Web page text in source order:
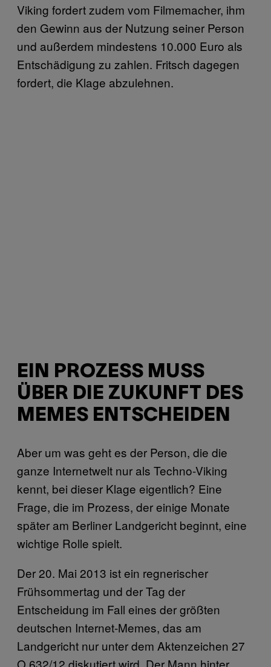
Viking fordert zudem vom Filmemacher, ihm
den Gewinn aus der Nutzung seiner Person
und außerdem mindestens 10.000 Euro als
Entschädigung zu zahlen. Fritsch dagegen
fordert, die Klage abzulehnen.
EIN PROZESS MUSS
ÜBER DIE ZUKUNFT DES
MEMES ENTSCHEIDEN
Aber um was geht es der Person, die die
ganze Internetwelt nur als Techno-Viking
kennt, bei dieser Klage eigentlich? Eine
Frage, die im Prozess, der einige Monate
später am Berliner Landgericht beginnt, eine
wichtige Rolle spielt.
Der 20. Mai 2013 ist ein regnerischer
Frühsommertag und der Tag der
Entscheidung im Fall eines der größten
deutschen Internet-Memes, das am
Landgericht nur unter dem Aktenzeichen 27
O 632/12 diskutiert wird. Der Mann hinter